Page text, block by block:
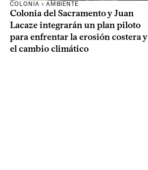
COLONIA › AMBIENTE
Colonia del Sacramento y Juan
Lacaze integrarán un plan piloto
para enfrentar la erosión costera y
el cambio climático